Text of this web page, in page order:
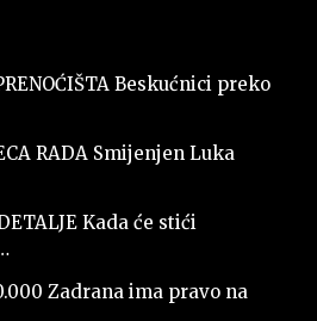
Beskućnici preko
RADA Smijenjen Luka
Kada će stići
Zadrana ima pravo na